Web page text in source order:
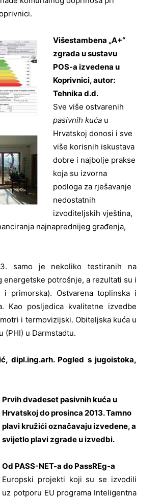
Višestambena „A+“
zgrada u sustavu
POS-a izvedena u
Koprivnici, autor:
Tehnika d.d.
Sve više ostvarenih
pasivnih kuća u
Hrvatskoj donosi i sve
više korisnih iskustava
dobre i najbolje prakse
koja su izvorna
podloga za rješavanje
nedostatnih
izvoditeljskih vještina,
najnaprednijeg građenja,
samo je nekoliko testiranih na
energetske potrošnje, a rezultati su i
primorska). Ostvarena toplinska i
Kao posljedica kvalitetne izvedbe
i termovizijski. Obiteljska kuća u
(PHI) u Darmstadtu.
dipl.ing.arh. Pogled s jugoistoka,
Prvih dvadeset pasivnih kuća u
Hrvatskoj do prosinca 2013. Tamno
plavi kružići označavaju izvedene, a
svijetlo plavi zgrade u izvedbi.
Od PASS-NET-a do PassREg-a
Europski projekti koji su se izvodili
uz potporu EU programa Inteligentna